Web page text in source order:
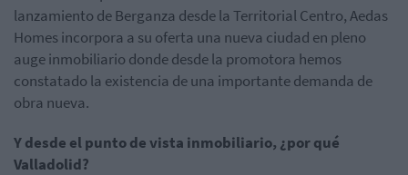
lanzamiento de Berganza desde la Territorial Centro, Aedas
Homes incorpora a su oferta una nueva ciudad en pleno
auge inmobiliario donde desde la promotora hemos
constatado la existencia de una importante demanda de
obra nueva.
Y desde el punto de vista inmobiliario, ¿por qué
Valladolid?